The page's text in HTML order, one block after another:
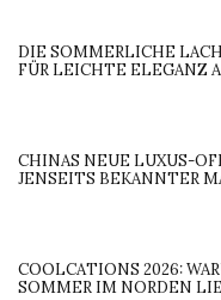
DIE SOMMERLICHE
FÜR LEICHTE ELEGANZ
CHINAS NEUE LUXUS-
JENSEITS BEKANNTER
COOLCATIONS 2026:
SOMMER IM NORDEN